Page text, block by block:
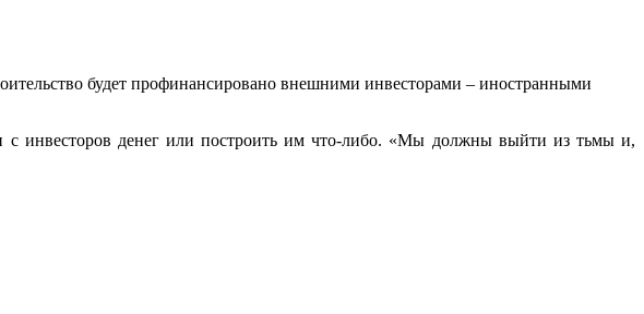
будет профинансировано внешними инвесторами – иностранными
с инвесторов денег или построить им что-либо. «Мы должны выйти из тьмы и,